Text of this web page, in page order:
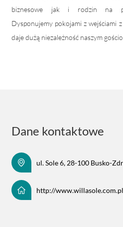
biznesowe jak i rodzin na
Dysponujemy pokojami z wejściami
daje dużą niezależność naszym
Dane kontaktowe
ul. Sole 6, 28-100 Busko-
http://